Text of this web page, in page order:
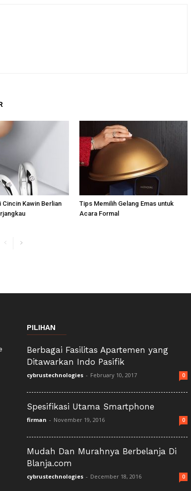
Kawin Berlian
Tips Memilih Gelang Emas untuk
Acara Formal
PILIHAN
Berbagai Fasilitas Apartemen yang
Ditawarkan Indo Pasifik
cybrustechnologies - February 10, 2017 0
Spesifikasi Utama Smartphone
firman - November 19, 2016 0
Mudah Dan Murahnya Berbelanja Di
Blanja.com
cybrustechnologies - December 18, 2016 0